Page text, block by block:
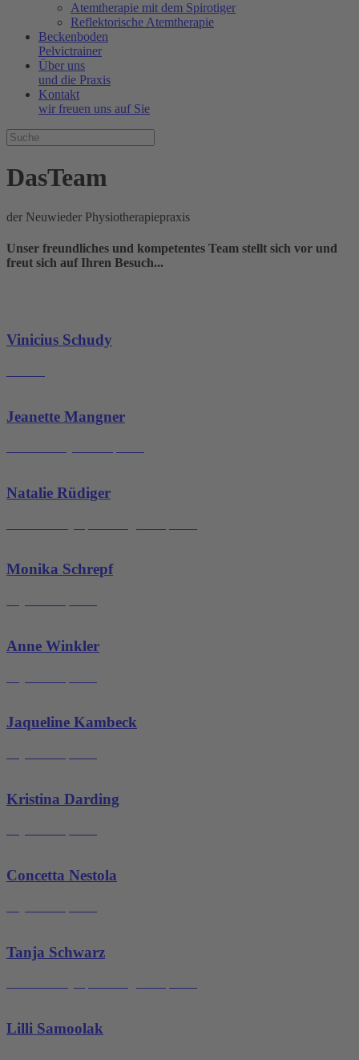
Atemtherapie mit dem Spirotiger
Reflektorische Atemtherapie
Beckenboden
Pelvictrainer
Über uns
und die Praxis
Kontakt
wir freuen uns auf Sie
DasTeam
der Neuwieder Physiotherapiepraxis
Unser freundliches und kompetentes Team stellt sich vor und
freut sich auf Ihren Besuch...
Vinicius Schudy
Jeanette Mangner
Natalie Rüdiger
Monika Schrepf
Anne Winkler
Jaqueline Kambeck
Kristina Darding
Concetta Nestola
Tanja Schwarz
Lilli Samoolak